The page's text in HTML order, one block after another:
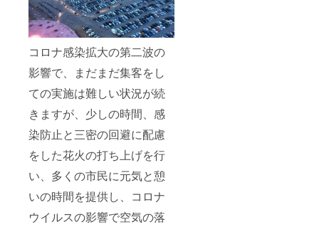
コロナ感染拡大の第二波の
影響で、まだまだ集客をし
ての実施は難しい状況が続
きますが、少しの時間、感
染防止と三密の回避に配慮
をした花火の打ち上げを行
い、多くの市民に元気と憩
いの時間を提供し、コロナ
ウイルスの影響で空気の落